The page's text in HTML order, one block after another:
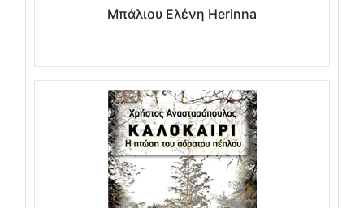
Μπάλιου Ελένη Herinna